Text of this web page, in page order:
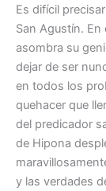
Es difícil
San Agustín.
asombra su
dejar de ser
en todos los
quehacer que
del predicador
de Hipona
y las verdades